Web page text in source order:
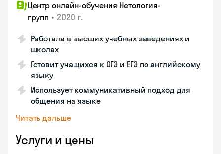
Центр онлайн-обучения Нетология-
групп • 2020 г.
Работала в высших учебных заведениях и
школах
Готовит учащихся к ОГЭ и ЕГЭ по английскому
языку
Использует коммуникативный подход для
общения на языке
Читать дальше
Услуги и цены